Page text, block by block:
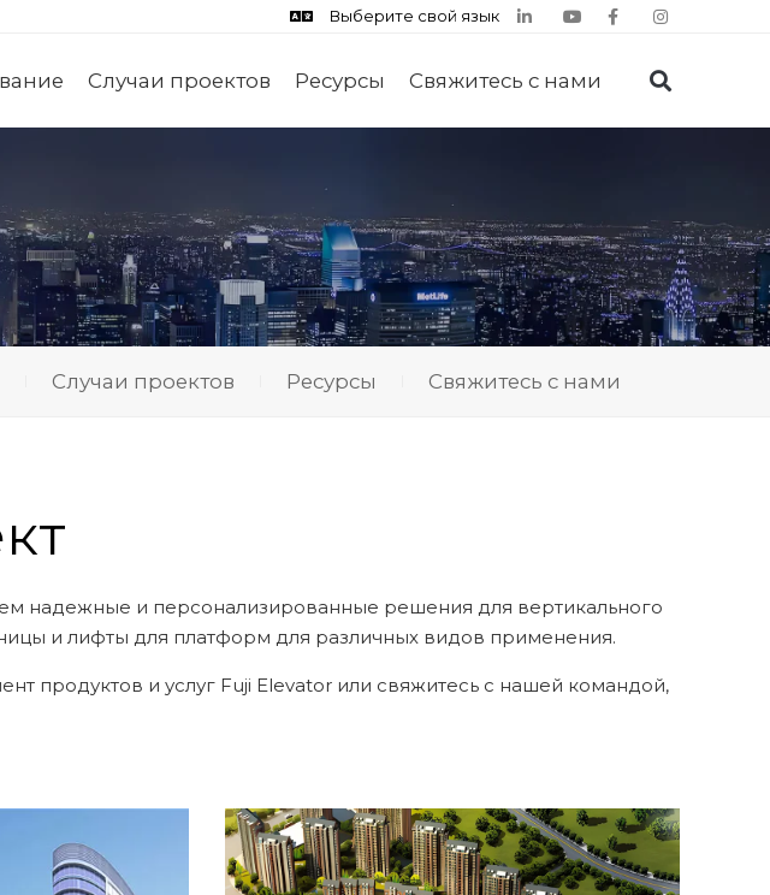
Выберите свой язык
Случаи проектов Ресурсы Свяжитесь с нами
Случаи проектов Ресурсы Свяжитесь с нами
надежные и персонализированные решения для вертикального
и лифты для платформ для различных видов применения.
продуктов и услуг Fuji Elevator или свяжитесь с нашей командой,